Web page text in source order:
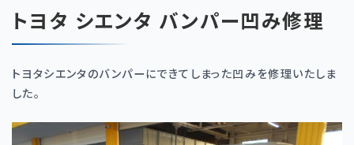
トヨタ シエンタ バンパー凹み修理
トヨタシエンタのバンパーにできてしまった凹みを修理いたしま
した。